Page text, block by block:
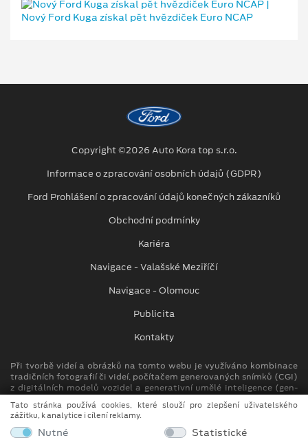
Copyright ©2026 Auto Kora top s.r.o.
Informace o zpracování osobních údajů (GDPR)
Ford Prohlášení o zpracování údajů konečných zákazníků
Obchodní podmínky
Kariéra
Navigace - Valašské Meziříčí
Navigace - Olomouc
Publicita
Kontakty
Při tvorbě videí a obrázků na tomto webu je využíváno kombinace
tradičních fotografií či videí, počítačem generovaných snímků (CGI)
z digitálních modelů vozidel a generativní umělé inteligence (gen-
Auto Kora top s.r.o.
M. Alše 780, Krásno nad Bečvou
Tato stránka používá cookies, které slouží pro zlepšení uživatelského
zážitku, k analytice i cílení reklamy.
Nutné Statistické